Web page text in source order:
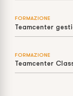
FORMAZIONE
FORMAZIONE
Teamcenter